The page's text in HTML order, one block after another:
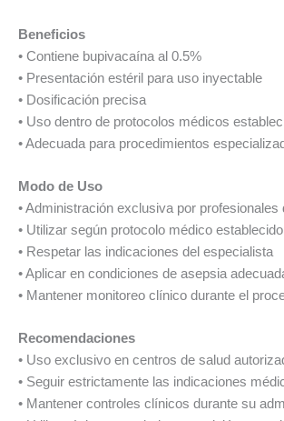
Beneficios
• Contiene bupivacaína al 0.5%
• Presentación estéril para uso inyectable
• Dosificación precisa
• Uso dentro de protocolos médicos
• Adecuada para procedimientos
Modo de Uso
• Administración exclusiva por profesionales
• Utilizar según protocolo médico establecido
• Respetar las indicaciones del especialista
• Aplicar en condiciones de asepsia
• Mantener monitoreo clínico durante el
Recomendaciones
• Uso exclusivo en centros de salud
• Seguir estrictamente las indicaciones
• Mantener controles clínicos durante su